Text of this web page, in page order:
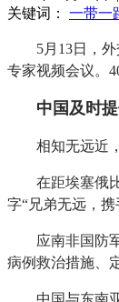
关键词： 一带一
5月13日，
专家视频会议。
中国及时
相知无远近
在距埃塞俄
字“兄弟无远，携
应南非国防
病例救治措施、
中国与东南